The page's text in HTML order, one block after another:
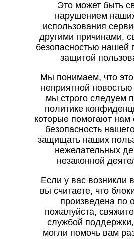
Это может быть
нарушением
использования
другими причинами,
безопасностью нашей
защитой
Мы понимаем, что
неприятной
мы строго следуем
политике
которые помогают нам
безопасность
защищать наших
нежелательных
незаконной
Если у вас возникли
вы считаете, что
произведена по
пожалуйста,
службой
могли помочь вам